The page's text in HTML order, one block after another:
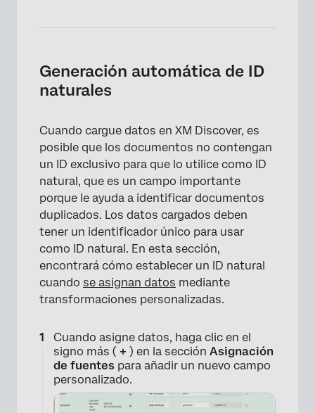
Generación automática de ID
naturales
Cuando cargue datos en XM Discover, es
posible que los documentos no contengan
un ID exclusivo para que lo utilice como ID
natural, que es un campo importante
porque le ayuda a identificar documentos
duplicados. Los datos cargados deben
tener un identificador único para usar
como ID natural. En esta sección,
encontrará cómo establecer un ID natural
cuando se asignan datos mediante
transformaciones personalizadas.
Cuando asigne datos, haga clic en el
signo más ( + ) en la sección Asignación
de fuentes para añadir un nuevo campo
personalizado.